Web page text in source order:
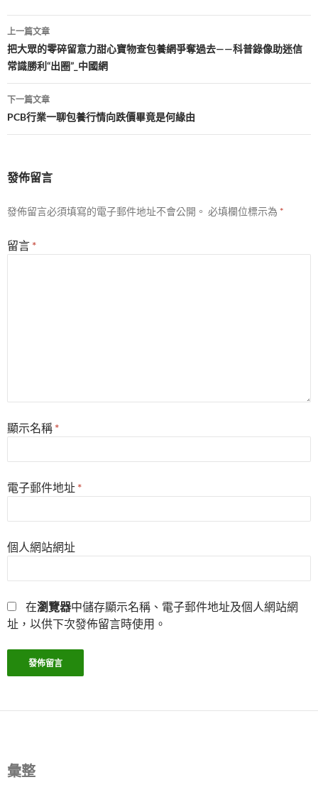
文
章
導
覽
上一篇文章
把大眾的零碎留意力甜心寶物查包養網爭奪過去——科普錄像助迷信
常識勝利“出圈”_中國網
下一篇文章
PCB行業一聊包養行情向跌價畢竟是何緣由
發佈留言
發佈留言必須填寫的電子郵件地址不會公開。 必填欄位標示為 *
留言 *
顯示名稱 *
電子郵件地址 *
個人網站網址
在瀏覽器中儲存顯示名稱、電子郵件地址及個人網站網
址，以供下次發佈留言時使用。
彙整